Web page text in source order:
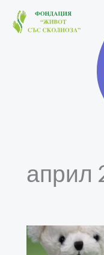
април